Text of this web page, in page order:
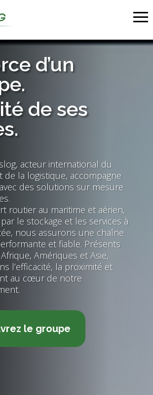
cookies
d’un
de ses
acteur international du
la logistique, accompagne
des solutions sur mesure
routier au maritime et aérien,
le stockage et les services à
nous assurons une chaîne
et fiable. Présents
Amériques et Asie,
l’efficacité, la proximité et
au cœur de notre
le groupe